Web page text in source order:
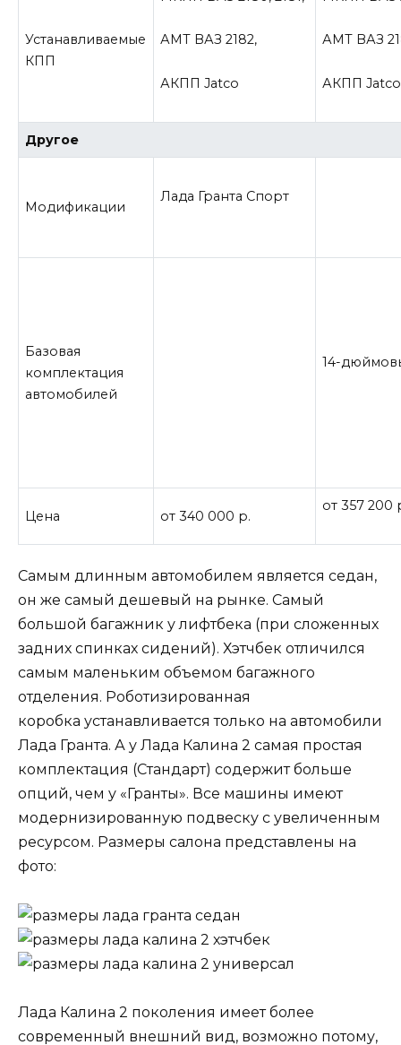
Устанавливаемые
КПП
АМТ ВАЗ 2182,
АКПП Jatco
АМТ ВАЗ
АКПП Jatco
Другое
Модификации
Лада Гранта Спорт
Базовая
комплектация
автомобилей
14-
Цена от 340 000 р.
от 357 200
Самым длинным автомобилем является седан,
он же самый дешевый на рынке. Самый
большой багажник у лифтбека (при сложенных
задних спинках сидений). Хэтчбек отличился
самым маленьким объемом багажного
отделения. Роботизированная
коробка устанавливается только на автомобили
Лада Гранта. А у Лада Калина 2 самая простая
комплектация (Стандарт) содержит больше
опций, чем у «Гранты». Все машины имеют
модернизированную подвеску с увеличенным
ресурсом. Размеры салона представлены на
фото:
Лада Калина 2 поколения имеет более
современный внешний вид, возможно потому,